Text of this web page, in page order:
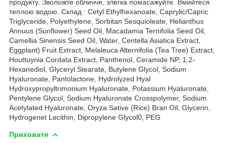
продукту. Зволожте обличчя, злегка помасажуйте. Вмийтеся
теплою водою. Склад : Cetyl Ethylhexanoate, Caprylic/Capric
Triglyceride, Polyethylene, Sorbitan Sesquioleate, Helianthus
Annuus (Sunflower) Seed Oil, Macadamia Ternifolia Seed Oil,
Camellia Sinensis Seed Oil, Water, Centella Asiatica Extract,
Eggplant) Fruit Extract, Melaleuca Alternifolia (Tea Tree) Extract,
Houttuynia Cordata Extract, Panthenol, Ceramide NP, 1,2-
Hexanediol, Glyceryl Stearate, Butylene Glycol, Sodium
Hyaluronate, Pantolactone, Hydrolyzed Hyal
Hydroxypropyltrimonium Hyaluronate, Potassium Hyaluronate,
Pentylene Glycol, Sodium Hyaluronate Crosspolymer, Sodium
Acetylated Hyaluronate, Oryza Sative (Rice) Bran Oil, Glycerin,
Hydrogenet Lecithin, Dipropylene Glycol0, PEG
Приховати